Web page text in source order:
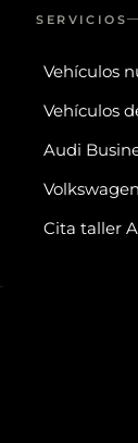
SERVICIOS
Vehículos
Vehículos
Audi
Cita taller